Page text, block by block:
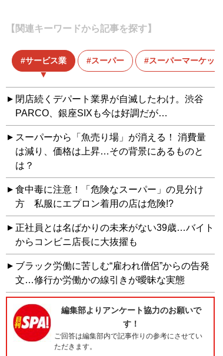
【関連キーワードから記事を探す】
サービス業 スーパー スーパーマーケット
閉店続くデパート業界が自滅したわけ。渋谷
PARCO、銀座SIXも今は好調だが…
スーパーから「魚売り場」が消える！ 消費量
は減り、価格は上昇…その背景にあるものと
は？
食中毒に注意！「危険なスーパー」の見分け
方 私服にエプロン着用の店は危険!?
正社員とは名ばかりの未来がない39歳…バイト
からコンビニ店長に大抜擢も
ブラック労働に苦しむ“雇われ僧侶”からの告発
文…修行か労働かの線引きが曖昧な実態